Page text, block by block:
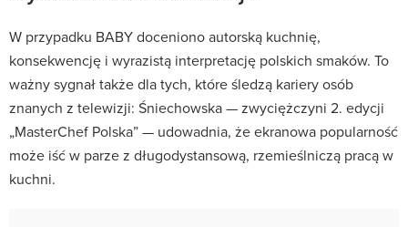
W przypadku BABY doceniono autorską kuchnię,
konsekwencję i wyrazistą interpretację polskich smaków. To
ważny sygnał także dla tych, które śledzą kariery osób
znanych z telewizji: Śniechowska — zwyciężczyni 2. edycji
„MasterChef Polska” — udowadnia, że ekranowa popularność
może iść w parze z długodystansową, rzemieślniczą pracą w
kuchni.